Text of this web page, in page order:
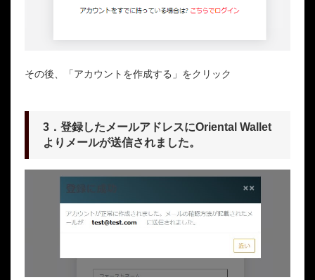
その後、「アカウントを作成する」をクリック
3．登録したメールアドレスにOriental Wallet
よりメールが送信されました。